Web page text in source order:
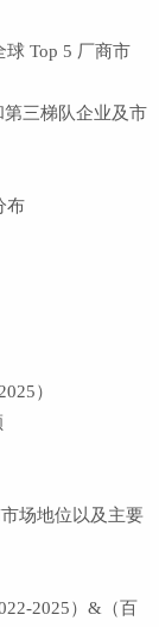
Top 5 厂商市
三梯队企业及市
布
）
场地位以及主要
2025）&（百